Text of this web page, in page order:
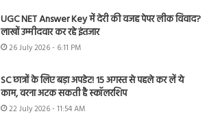
UGC NET Answer Key में देरी की वजह पेपर लीक विवाद?
लाखों उम्मीदवार कर रहे इंतजार
26 July 2026 - 6:11 PM
SC छात्रों के लिए बड़ा अपडेट! 15 अगस्त से पहले कर लें ये
काम, वरना अटक सकती है स्कॉलरशिप
22 July 2026 - 11:54 AM